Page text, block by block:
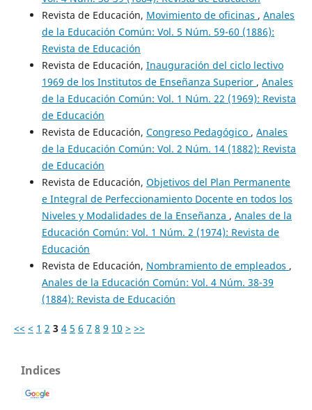
Revista de Educación, Movimiento de oficinas , Anales
de la Educación Común: Vol. 5 Núm. 59-60 (1886):
Revista de Educación
Revista de Educación, Inauguración del ciclo lectivo
1969 de los Institutos de Enseñanza Superior , Anales
de la Educación Común: Vol. 1 Núm. 22 (1969): Revista
de Educación
Revista de Educación, Congreso Pedagógico , Anales
de la Educación Común: Vol. 2 Núm. 14 (1882): Revista
de Educación
Revista de Educación, Objetivos del Plan Permanente
e Integral de Perfeccionamiento Docente en todos los
Niveles y Modalidades de la Enseñanza , Anales de la
Educación Común: Vol. 1 Núm. 2 (1974): Revista de
Educación
Revista de Educación, Nombramiento de empleados ,
Anales de la Educación Común: Vol. 4 Núm. 38-39
(1884): Revista de Educación
<< < 1 2 3 4 5 6 7 8 9 10 > >>
Indices